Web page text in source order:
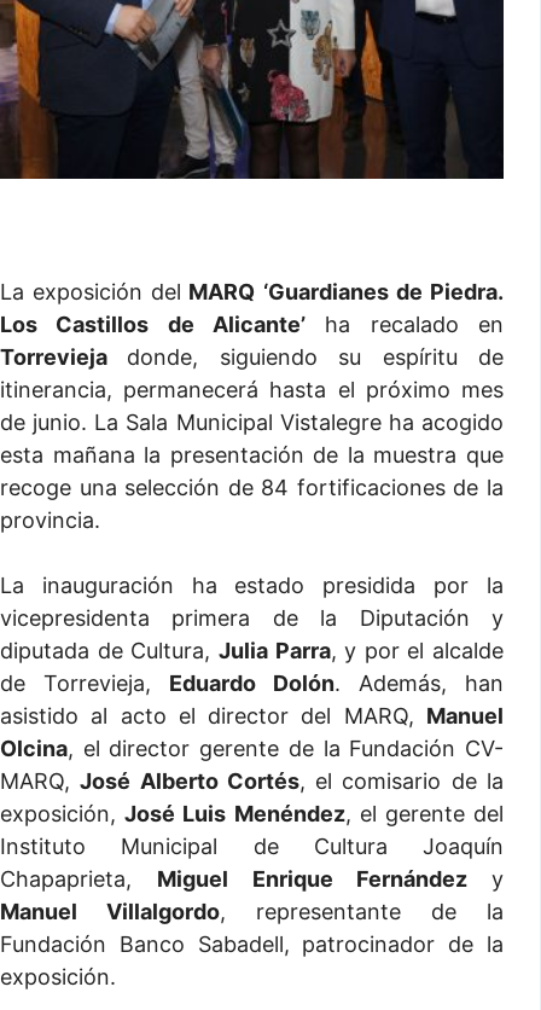
La exposición del MARQ ‘Guardianes de Piedra.
Los Castillos de Alicante’ ha recalado en
Torrevieja donde, siguiendo su espíritu de
itinerancia, permanecerá hasta el próximo mes
de junio. La Sala Municipal Vistalegre ha acogido
esta mañana la presentación de la muestra que
recoge una selección de 84 fortificaciones de la
provincia.
La inauguración ha estado presidida por la
vicepresidenta primera de la Diputación y
diputada de Cultura, Julia Parra, y por el alcalde
de Torrevieja, Eduardo Dolón. Además, han
asistido al acto el director del MARQ, Manuel
Olcina, el director gerente de la Fundación CV-
MARQ,José Alberto Cortés, el comisario de la
exposición,José Luis Menéndez, el gerente del
Instituto Municipal de Cultura Joaquín
Chapaprieta, Miguel Enrique Fernández y
Manuel Villalgordo, representante de la
Fundación Banco Sabadell, patrocinador de la
exposición.